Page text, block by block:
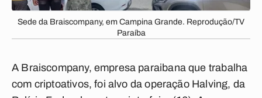
Sede da Braiscompany, em Campina Grande. Reprodução/TV
Paraíba
A Braiscompany, empresa paraibana que trabalha
com criptoativos, foi alvo da operação Halving, da